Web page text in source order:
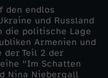
den endlos
und Russland
die politische Lage
Armenien und
der Teil 2 der
"Im Schatten
Nina Niebergall